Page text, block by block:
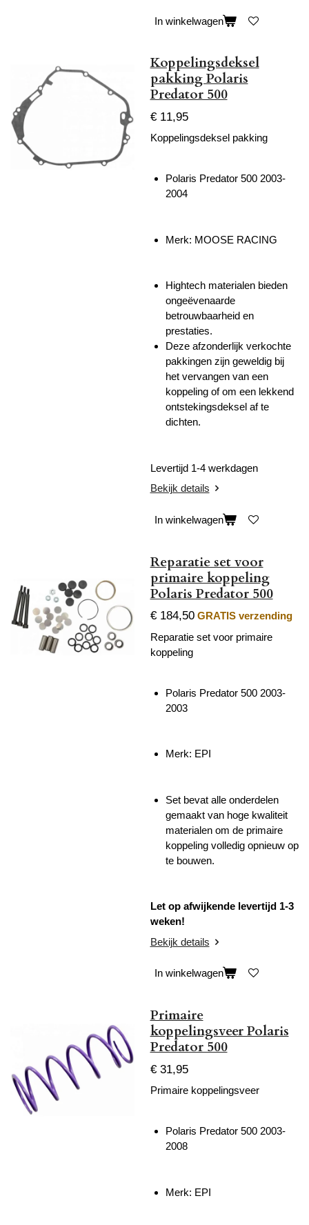
In winkelwagen
Koppelingsdeksel
pakking Polaris
Predator 500
€ 11,95
Koppelingsdeksel pakking
Polaris Predator 500 2003-
2004
Merk: MOOSE RACING
Hightech materialen bieden
ongeëvenaarde
betrouwbaarheid en
prestaties.
Deze afzonderlijk verkochte
pakkingen zijn geweldig bij
het vervangen van een
koppeling of om een ​​lekkend
ontstekingsdeksel af te
dichten.
Levertijd 1-4 werkdagen
Bekijk details
In winkelwagen
Reparatie set voor
primaire koppeling
Polaris Predator 500
€ 184,50 GRATIS verzending
Reparatie set voor primaire
koppeling
Polaris Predator 500 2003-
2003
Merk: EPI
Set bevat alle onderdelen
gemaakt van hoge kwaliteit
materialen om de primaire
koppeling volledig opnieuw op
te bouwen.
Let op afwijkende levertijd 1-3
weken!
Bekijk details
In winkelwagen
Primaire
koppelingsveer Polaris
Predator 500
€ 31,95
Primaire koppelingsveer
Polaris Predator 500 2003-
2008
Merk: EPI